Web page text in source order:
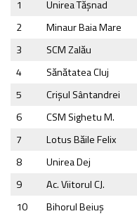
1 Unirea Tăşnad
2
Minaur Baia Mare
3
SCM Zalău
4
Sănătatea Cluj
5
Crişul Sântandrei
6
CSM Sighetu M.
7
Lotus Băile Felix
8
Unirea Dej
9
Ac. Viitorul CJ.
10
Bihorul Beiuş